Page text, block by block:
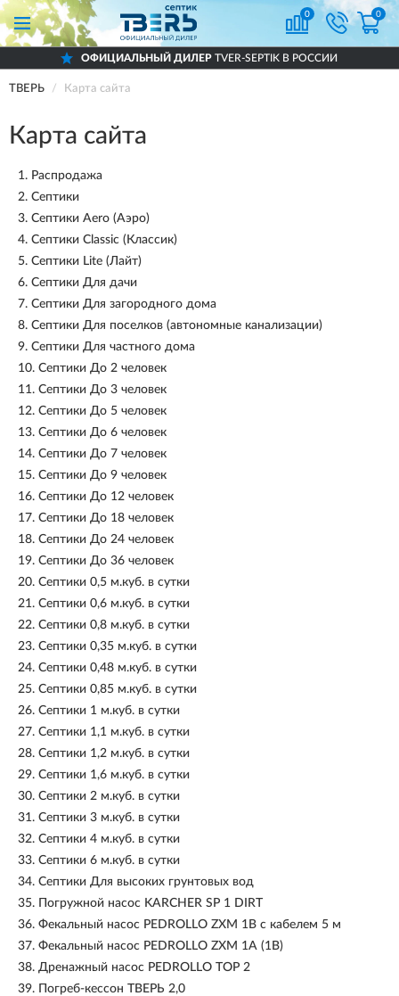
0 0
ОФИЦИАЛЬНЫЙ ДИЛЕРTVER-SEPTIK В РОССИИ
ТВЕРЬ Карта сайта
Карта сайта
1. Распродажа
2. Септики
3. Септики Aero (Аэро)
4. Септики Classic (Классик)
5. Септики Lite (Лайт)
6. Септики Для дачи
7. Септики Для загородного дома
8. Септики Для поселков (автономные канализации)
9. Септики Для частного дома
10. Септики До 2 человек
11. Септики До 3 человек
12. Септики До 5 человек
13. Септики До 6 человек
14. Септики До 7 человек
15. Септики До 9 человек
16. Септики До 12 человек
17. Септики До 18 человек
18. Септики До 24 человек
19. Септики До 36 человек
20. Септики 0,5 м.куб. в сутки
21. Септики 0,6 м.куб. в сутки
22. Септики 0,8 м.куб. в сутки
23. Септики 0,35 м.куб. в сутки
24. Септики 0,48 м.куб. в сутки
25. Септики 0,85 м.куб. в сутки
26. Септики 1 м.куб. в сутки
27. Септики 1,1 м.куб. в сутки
28. Септики 1,2 м.куб. в сутки
29. Септики 1,6 м.куб. в сутки
30. Септики 2 м.куб. в сутки
31. Септики 3 м.куб. в сутки
32. Септики 4 м.куб. в сутки
33. Септики 6 м.куб. в сутки
34. Септики Для высоких грунтовых вод
35.
Погружной насос KARCHER SP 1 DIRT
36. Фекальный насос PEDROLLO ZXM 1В с кабелем 5 м
37. Фекальный насос PEDROLLO ZXM 1A (1В)
38. Дренажный насос PEDROLLO TOP 2
39.
Погреб-кессон ТВЕРЬ 2,0